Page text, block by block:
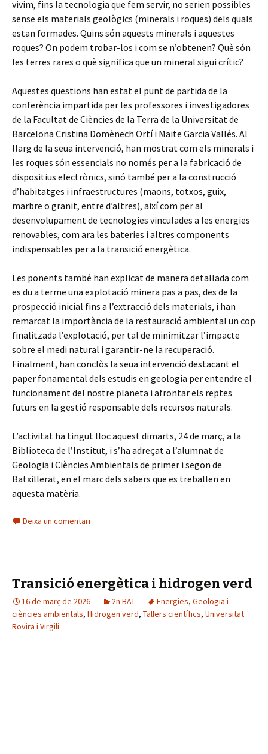
vivim, fins la tecnologia que fem servir, no serien possibles
sense els materials geològics (minerals i roques) dels quals
estan formades. Quins són aquests minerals i aquestes
roques? On podem trobar-los i com se n’obtenen? Què són
les terres rares o què significa que un mineral sigui crític?
Aquestes qüestions han estat el punt de partida de la
conferència impartida per les professores i investigadores
de la Facultat de Ciències de la Terra de la Universitat de
Barcelona Cristina Domènech Ortí i Maite Garcia Vallés. Al
llarg de la seua intervenció, han mostrat com els minerals i
les roques són essencials no només per a la fabricació de
dispositius electrònics, sinó també per a la construcció
d’habitatges i infraestructures (maons, totxos, guix,
marbre o granit, entre d’altres), així com per al
desenvolupament de tecnologies vinculades a les energies
renovables, com ara les bateries i altres components
indispensables per a la transició energètica.
Les ponents també han explicat de manera detallada com
es du a terme una explotació minera pas a pas, des de la
prospecció inicial fins a l’extracció dels materials, i han
remarcat la importància de la restauració ambiental un cop
finalitzada l’explotació, per tal de minimitzar l’impacte
sobre el medi natural i garantir-ne la recuperació.
Finalment, han conclòs la seua intervenció destacant el
paper fonamental dels estudis en geologia per entendre el
funcionament del nostre planeta i afrontar els reptes
futurs en la gestió responsable dels recursos naturals.
L’activitat ha tingut lloc aquest dimarts, 24 de març, a la
Biblioteca de l’Institut, i s’ha adreçat a l’alumnat de
Geologia i Ciències Ambientals de primer i segon de
Batxillerat, en el marc dels sabers que es treballen en
aquesta matèria.
Deixa un comentari
Transició energètica i hidrogen verd
16 de març de 2026 2n BAT Energies, Geologia i
ciències ambientals, Hidrogen verd, Tallers científics, Universitat
Rovira i Virgili